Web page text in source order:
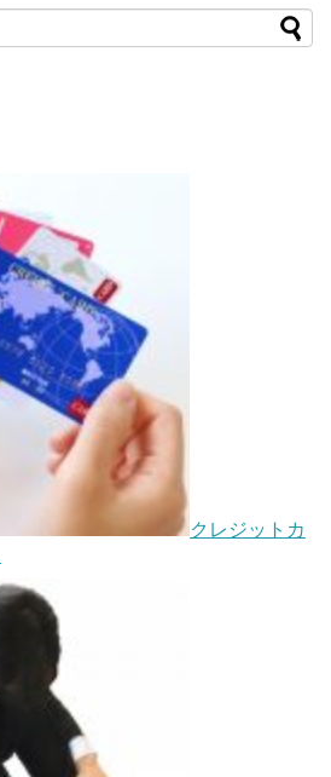
クレジットカ